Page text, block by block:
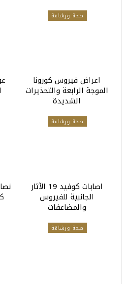
صحة ورشاقة
اعراض فيروس كورونا
الموجة الرابعة والتحذيرات
الشديدة
صحة ورشاقة
اصابات كوفيد 19 الآثار
الجانبية للفيروس
والمضاعفات
صحة ورشاقة